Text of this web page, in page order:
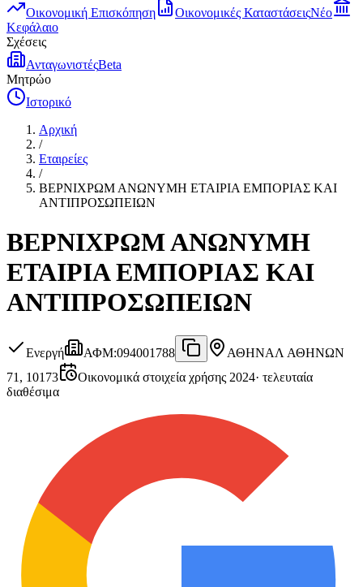
Οικονομική Επισκόπηση
Οικονομικές ΚαταστάσειςΝέο
Κεφάλαιο
Σχέσεις
ΑνταγωνιστέςBeta
Μητρώο
Ιστορικό
Αρχική
/
Εταιρείες
/
ΒΕΡΝΙΧΡΩΜ ΑΝΩΝΥΜΗ ΕΤΑΙΡΙΑ ΕΜΠΟΡΙΑΣ ΚΑΙ
ΑΝΤΙΠΡΟΣΩΠΕΙΩΝ
ΒΕΡΝΙΧΡΩΜ ΑΝΩΝΥΜΗ
ΕΤΑΙΡΙΑ ΕΜΠΟΡΙΑΣ ΚΑΙ
ΑΝΤΙΠΡΟΣΩΠΕΙΩΝ
Ενεργή ΑΦΜ:094001788 ΑΘΗΝΑΛ ΑΘΗΝΩΝ
71, 10173
Οικονομικά στοιχεία χρήσης 2024· τελευταία
διαθέσιμα